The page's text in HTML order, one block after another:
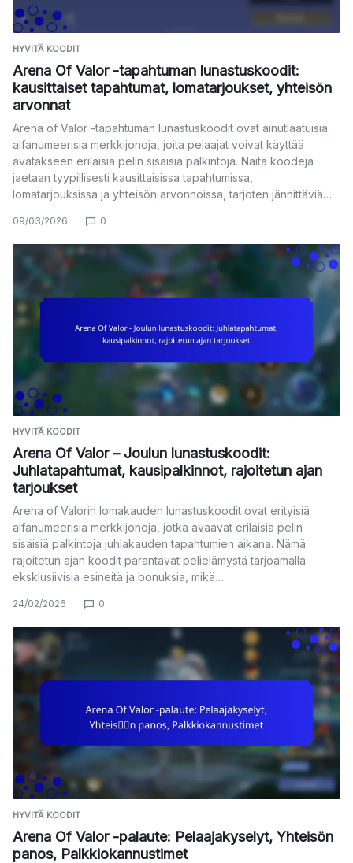
HYVITÄ KOODIT
Arena Of Valor -tapahtuman lunastuskoodit:
kausittaiset tapahtumat, lomatarjoukset, yhteisön
arvonnat
Arena of Valor -tapahtuman lunastuskoodit ovat ainutlaatuisia
alfanumeerisia merkkijonoja, joita pelaajat voivat käyttää
avatakseen erilaisia pelin sisäisiä palkintoja. Näitä koodeja
jaetaan tyypillisesti kausittaisissa tapahtumissa,
lomatarjouksissa ja yhteisön arvonnoissa, tarjoten jännittäviä…
09/03/2026 0
HYVITÄ KOODIT
Arena Of Valor – Joulun lunastuskoodit:
Juhlatapahtumat, kausipalkinnot, rajoitetun ajan
tarjoukset
Arena of Valorin lomakauden lunastuskoodit ovat erityisiä
alfanumeerisia merkkijonoja, jotka avaavat erilaisia pelin
sisäisiä palkintoja juhlakauden tapahtumien aikana. Nämä
rajoitetun ajan koodit parantavat pelielämystä tarjoamalla
eksklusiivisia esineitä ja bonuksia, mikä…
24/02/2026 0
HYVITÄ KOODIT
Arena Of Valor -palaute: Pelaajakyselyt, Yhteisön
panos, Palkkiokannustimet